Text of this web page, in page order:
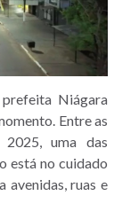
Niágara
Entre as
uma das
está no cuidado
avenidas, ruas e